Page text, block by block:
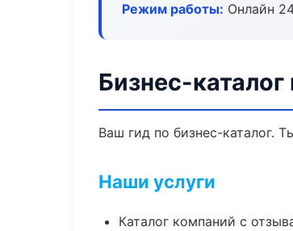
Режим работы: Онлайн
Бизнес-
Ваш гид по бизнес-каталог.
Наши услуги
Каталог компаний с